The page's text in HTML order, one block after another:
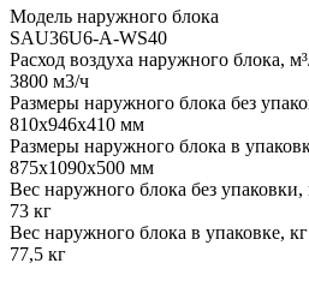
Модель наружного блока
SAU36U6-A-WS40
Расход воздуха наружного блока,
3800 м3/ч
Размеры наружного блока без
810x946x410 мм
Размеры наружного блока в
875x1090x500 мм
Вес наружного блока без упаковки,
73 кг
Вес наружного блока в упаковке, кг
77,5 кг